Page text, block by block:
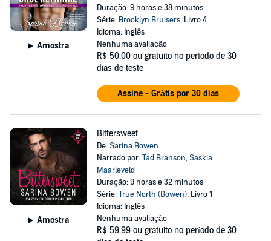
Amostra
Duração: 9 horas e 38 minutos
Série: Brooklyn Bruisers, Livro 4
Idioma: Inglês
Nenhuma avaliação
R$ 50,00 ou gratuito no período de 30
dias de teste
Assine - Grátis por 30 dias
Amostra
Bittersweet
De:Sarina Bowen
Narrado por:Tad Branson,Saskia
Maarleveld
Duração: 9 horas e 32 minutos
Série:True North (Bowen), Livro 1
Idioma: Inglês
Nenhuma avaliação
R$ 59,99 ou gratuito no período de 30